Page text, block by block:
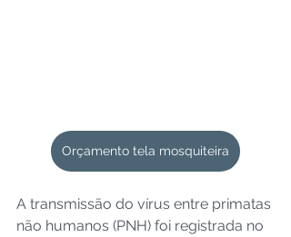
Orçamento tela mosquiteira
A transmissão do vírus entre primatas
não humanos (PNH) foi registrada no